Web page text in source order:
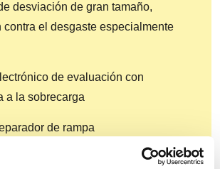
desviación de gran tamaño,
contra el desgaste especialmente
de evaluación con
a la sobrecarga
de rampa
fracción: 30–250 mm